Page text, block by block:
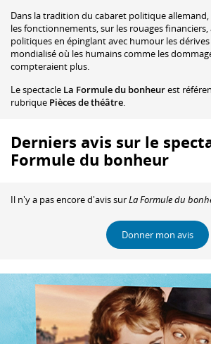
Dans la tradition du cabaret politique allemand,
les fonctionnements, sur les rouages
politiques en épinglant avec humour les dérives
mondialisé où les humains comme les
compteraient plus.
Le spectacle La Formule du bonheurest
rubrique Pièces de théâtre.
Derniers avis sur le
Formule du bonheur
Il n'y a pas encore d'avis surLa Formule du
Donner mon avis